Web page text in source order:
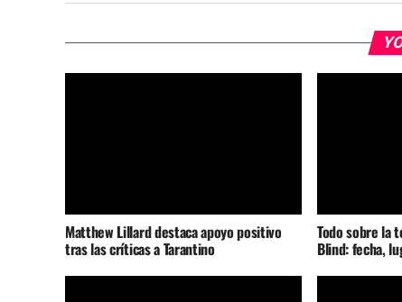
Matthew Lillard destaca apoyo positivo
tras las críticas a Tarantino
Todo sobre la
Blind: fecha,